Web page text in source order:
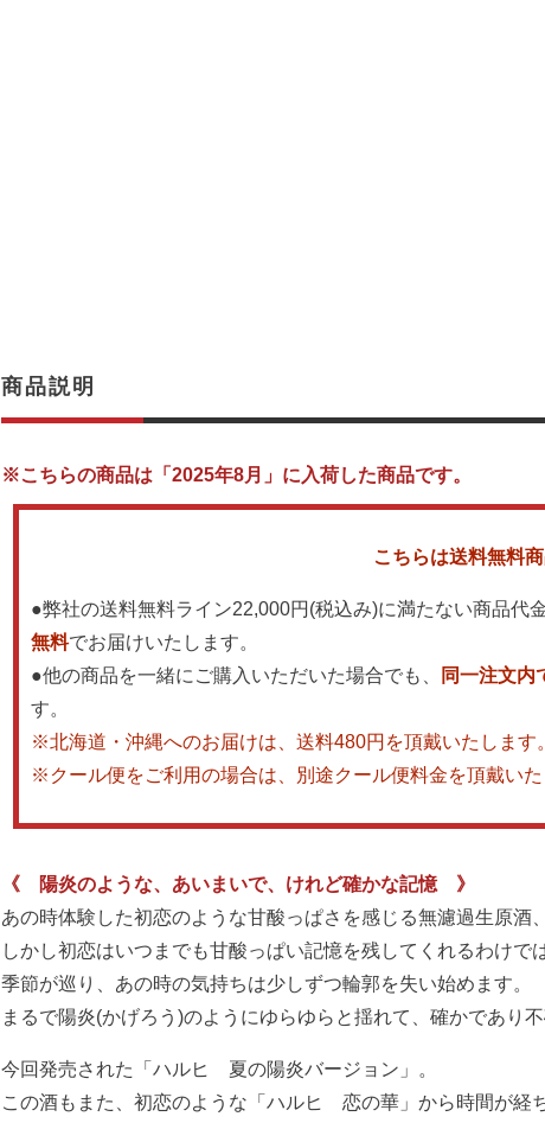
商品説明
※こちらの商品は「2025年8月」に入荷した商品です。
こちらは送料無料
●弊社の送料無料ライン22,000円(税込み)に満たない商品代
無料でお届けいたします。
●他の商品を一緒にご購入いただいた場合でも、
同一注文内
す。
※北海道・沖縄へのお届けは、送料480円を頂戴いたします。
※クール便をご利用の場合は、別途クール便料金を頂戴いた
《 陽炎のような、あいまいで、けれど確かな記憶 》
あの時体験した初恋のような甘酸っぱさを感じる無濾過生原酒
しかし初恋はいつまでも甘酸っぱい記憶を残してくれるわけで
季節が巡り、あの時の気持ちは少しずつ輪郭を失い始めます。
まるで陽炎(かげろう)のようにゆらゆらと揺れて、確かであり
今回発売された「ハルヒ 夏の陽炎バージョン」。
この酒もまた、初恋のような「ハルヒ 恋の華」から時間が経